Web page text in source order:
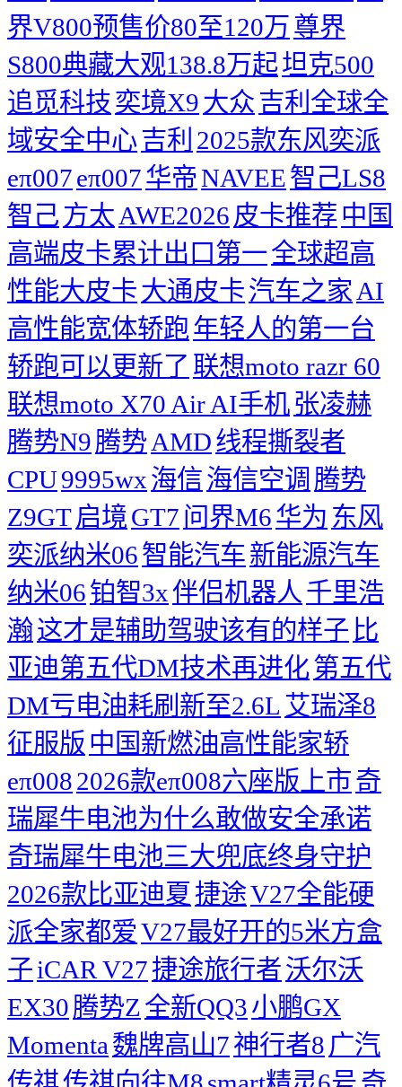
界V800预售价80至120万尊界
S800典藏大观138.8万起坦克500
追觅科技奕境X9大众吉利全球全
域安全中心吉利 2025款东风奕派
eπ007eπ007华帝NAVEE智己LS8
智己 方太 AWE2026 皮卡推荐 中国
高端皮卡累计出口第一全球超高
性能大皮卡大通皮卡汽车之家 AI
高性能宽体轿跑年轻人的第一台
轿跑可以更新了 联想moto razr 60
联想moto X70 Air AI手机张凌赫
腾势N9腾势AMD线程撕裂者
CPU9995wx海信海信空调 腾势
Z9GT启境GT7 问界M6华为 东风
奕派纳米06智能汽车新能源汽车
纳米06铂智3x伴侣机器人 千里浩
瀚这才是辅助驾驶该有的样子 比
亚迪第五代DM技术再进化第五代
DM亏电油耗刷新至2.6L 艾瑞泽8
征服版 中国新燃油高性能家轿
eπ0082026款eπ008六座版上市奇
瑞犀牛电池为什么敢做安全承诺
奇瑞犀牛电池三大兜底终身守护
2026款比亚迪夏 捷途V27全能硬
派全家都爱V27最好开的5米方盒
子iCAR V27捷途旅行者沃尔沃
EX30腾势Z 全新QQ3小鹏GX
Momenta 魏牌高山7神行者8 广汽